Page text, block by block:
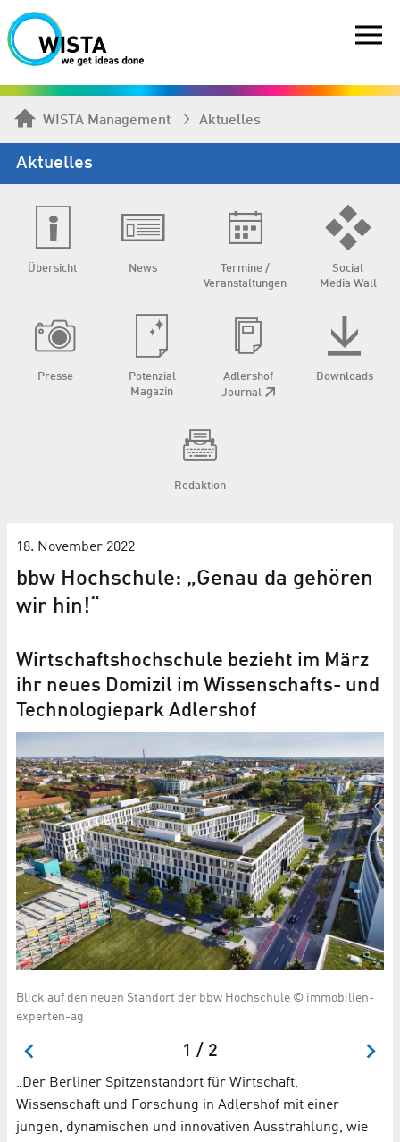
WISTA Management Aktuelles
Aktuelles
Übersicht News
Termine /
Veranstaltungen
Social
Media Wall
Presse
Potenzial
Magazin
Adlershof
Journal
Downloads
Redaktion
18. November 2022
bbw Hochschule: „Genau da gehören
wir hin!“
Wirtschaftshochschule bezieht im März
ihr neues Domizil im Wissenschafts- und
Technologiepark Adlershof
Blick auf den neuen Standort der bbw Hochschule © immobilien-
experten-ag
1 / 2
„Der Berliner Spitzenstandort für Wirtschaft,
Wissenschaft und Forschung in Adlershof mit einer
jungen, dynamischen und innovativen Ausstrahlung, wie